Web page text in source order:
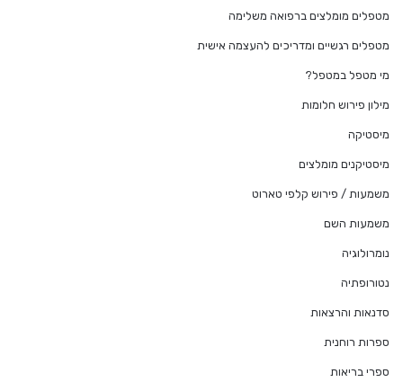
מטפלים מומלצים ברפואה משלימה
מטפלים רגשיים ומדריכים להעצמה אישית
מי מטפל במטפל?
מילון פירוש חלומות
מיסטיקה
מיסטיקנים מומלצים
משמעות / פירוש קלפי טארוט
משמעות השם
נומרולוגיה
נטורופתיה
סדנאות והרצאות
ספרות רוחנית
ספרי בריאות